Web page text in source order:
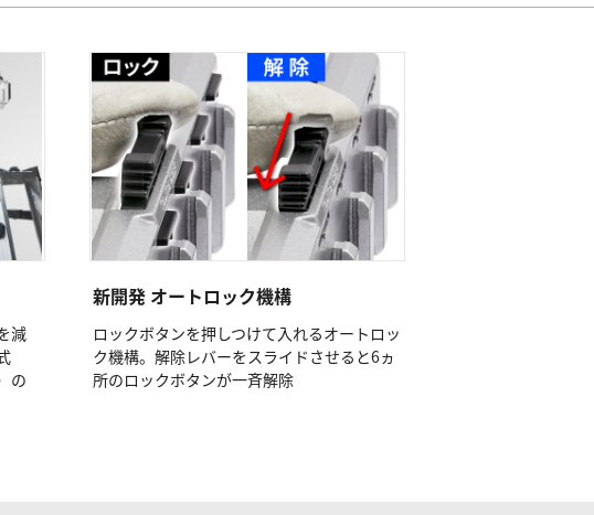
減
の
新開発 オートロック機構
ロックボタンを押しつけて入れるオートロッ
ク機構。解除レバーをスライドさせると6ヵ
所のロックボタンが一斉解除